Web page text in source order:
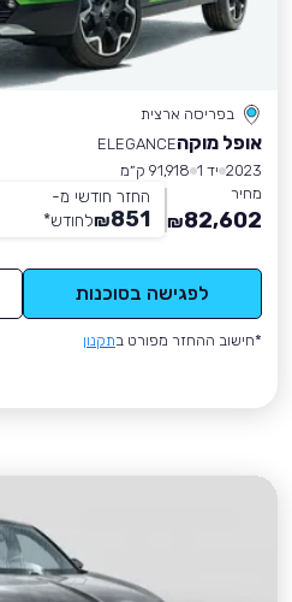
בפריסה ארצית
אופל מוקהELEGANCE
2023 יד 1
91,918 ק״מ
מחיר
82,602
₪
החזר חודשי מ-
851
₪לחודש*
לפגישה בסוכנות
*חישוב ההחזר מפורט בתקנון